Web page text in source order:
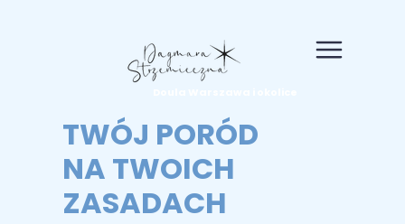
TWÓJ PORÓD
NA TWOICH
ZASADACH